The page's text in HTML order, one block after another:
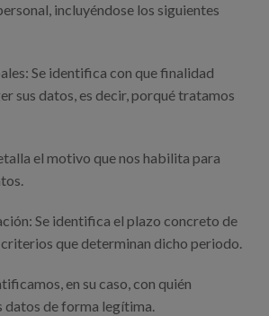
incluyéndose los siguientes
Se identifica con que finalidad
sus datos, es decir, porqué tratamos
el motivo que nos habilita para
Se identifica el plazo concreto de
que determinan dicho periodo.
en su caso, con quién
datos de forma legítima.